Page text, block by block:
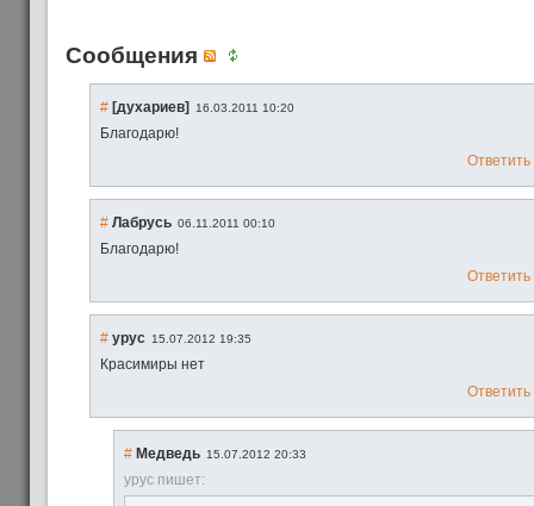
Сообщения
# [духариев] 16.03.2011 10:20
Благодарю!
Ответить
# Лабрусь 06.11.2011 00:10
Благодарю!
Ответить
# ypyc 15.07.2012 19:35
Красимиры нет
Ответить
# Медведь 15.07.2012 20:33
ypyc пишет: